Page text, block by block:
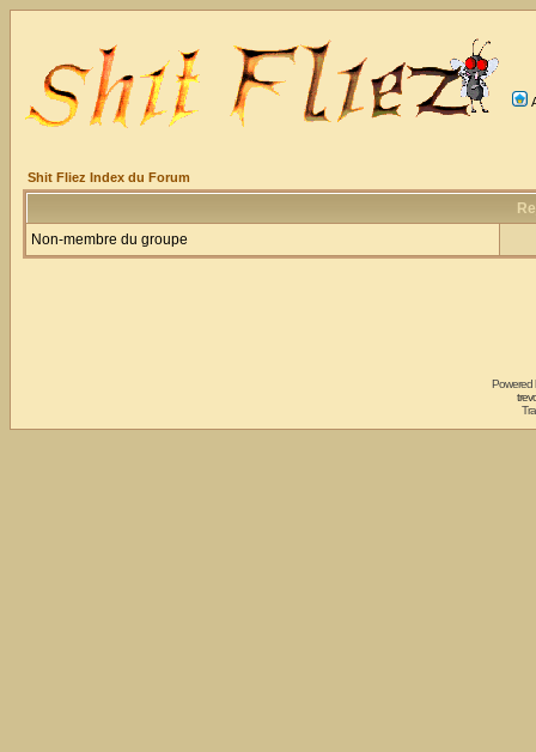
Shit Fliez Index du Forum
Non-membre du groupe
Powered